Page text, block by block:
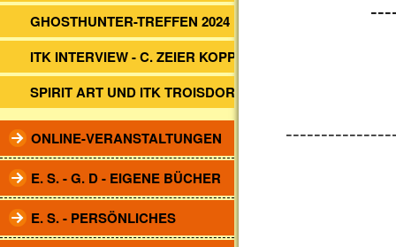
GHOSTHUNTER-TREFFEN 2024
ITK INTERVIEW - C. ZEIER KOPP
SPIRIT ART UND ITK TROISDORF
ONLINE-VERANSTALTUNGEN
E. S. - G. D - EIGENE BÜCHER
E. S. - PERSÖNLICHES